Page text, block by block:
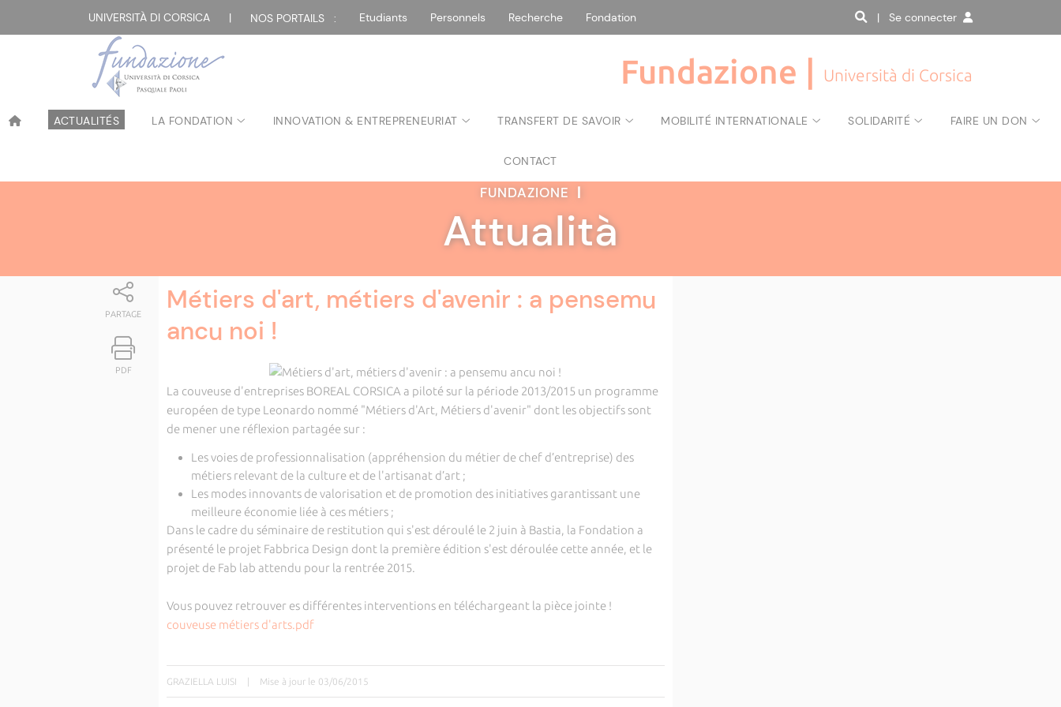
UNIVERSITÀ DI CORSICA | NOS PORTAILS : Etudiants Personnels Recherche Fondation | Se connecter
Fundazione | Università di Corsica
ACTUALITÉS LA FONDATION INNOVATION & ENTREPRENEURIAT TRANSFERT DE SAVOIR MOBILITÉ INTERNATIONALE SOLIDARITÉ FAIRE UN DON
CONTACT
FUNDAZIONE |
Attualità
PARTAGE
PDF
Métiers d'art, métiers d'avenir : a pensemu
ancu noi !
La couveused'entreprises BOREAL CORSICA a piloté sur la période 2013/2015 un programme
européen de type Leonardo nommé "Métiers d'Art, Métiers d'avenir" dont les objectifs sont
de mener une réflexion partagée sur :
Les voies de professionnalisation (appréhension du métier de chef d’entreprise) des
métiers relevant de la culture et de l'artisanat d’art ;
Les modes innovants de valorisation et de promotion des initiatives garantissant une
meilleure économie liée à ces métiers ;
Dans le cadre du séminaire de restitution qui s'est déroulé le 2 juin à Bastia, la Fondation a
présenté le projet Fabbrica Design dont la première édition s'est déroulée cette année, et le
projet de Fab lab attendu pour la rentrée 2015.
Vous pouvez retrouver es différentes interventions en téléchargeant la pièce jointe !
couveuse métiers d'arts.pdf
GRAZIELLA LUISI | Mise à jour le 03/06/2015